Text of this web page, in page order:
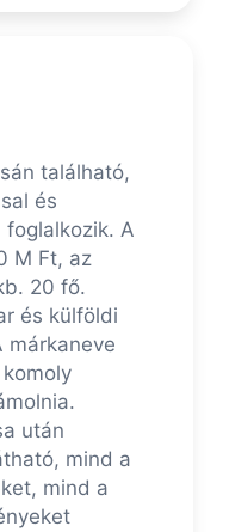
található,
és
foglalkozik. A
M Ft, az
20 fő.
és külföldi
márkaneve
után
mind a
mind a